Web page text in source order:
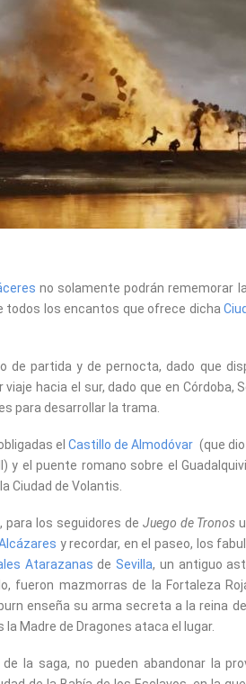
no solamente podrán rememorar
todos los encantos que ofrece dicha
de partida y de pernocta, dado que
hacia el sur, dado que en Córdoba,
para desarrollar la trama.
elCastillo de Almodóvar (que
y el puente romano sobre el
Ciudad de Volantis.
, para los seguidores de Juego de Tronos
y recordar, en el paseo, los
Atarazanas deSevilla, un antiguo
fueron mazmorras de la Fortaleza
enseña su arma secreta a la reina
Madre de Dragones ataca el lugar.
la saga, no pueden abandonar la